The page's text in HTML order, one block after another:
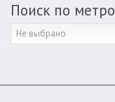
Поиск по метро
Не выбрано